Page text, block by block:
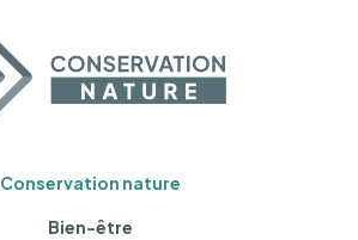
Conservation nature
Bien-être